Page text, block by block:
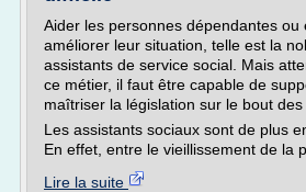
Aider les personnes dépendantes ou
améliorer leur situation, telle est la
assistants de service social. Mais
ce métier, il faut être capable de
maîtriser la législation sur le bout des
Les assistants sociaux sont de plus
En effet, entre le vieillissement de la
Lire la suite